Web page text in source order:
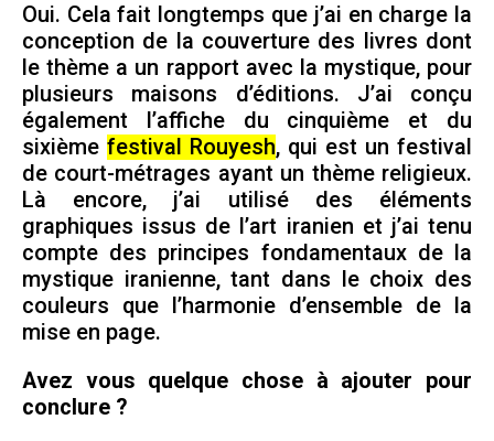
Oui. Cela fait longtemps que j’ai en charge la
conception de la couverture des livres dont
le thème a un rapport avec la mystique, pour
plusieurs maisons d’éditions. J’ai conçu
également l’affiche du cinquième et du
sixième festival Rouyesh, qui est un festival
de court-métrages ayant un thème religieux.
Là encore, j’ai utilisé des éléments
graphiques issus de l’art iranien et j’ai tenu
compte des principes fondamentaux de la
mystique iranienne, tant dans le choix des
couleurs que l’harmonie d’ensemble de la
mise en page.
Avez vous quelque chose à ajouter pour
conclure ?